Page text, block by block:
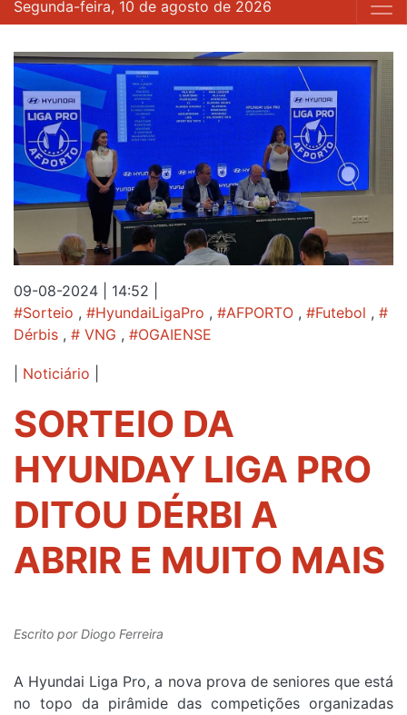
Segunda-feira, 10 de agosto de 2026
09-08-2024 | 14:52
#Sorteio , #HyundaiLigaPro , #AFPORTO , #Futebol , #
Dérbis , # VNG , #OGAIENSE
Noticiário
SORTEIO DA
HYUNDAY LIGA PRO
DITOU DÉRBI A
ABRIR E MUITO MAIS
Escrito porDiogo Ferreira
A Hyundai Liga Pro, a nova prova de seniores que está
no topo da pirâmide das competições organizadas